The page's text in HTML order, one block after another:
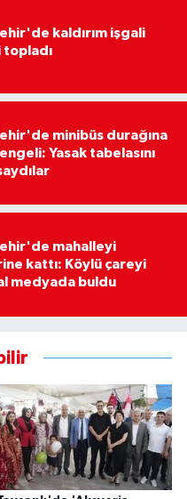
kaldırım işgali
minibüs durağına
Yasak tabelasını
mahalleyi
kattı: Köylü çareyi
medyada buldu